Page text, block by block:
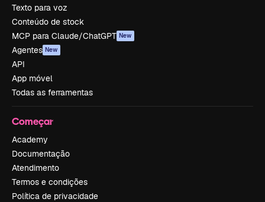
Texto para voz
Conteúdo de stock
MCP para Claude/ChatGPT New
Agentes New
API
App móvel
Todas as ferramentas
Começar
Academy
Documentação
Atendimento
Termos e condições
Política de privacidade